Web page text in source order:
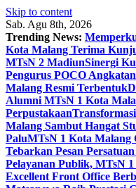
Skip to content
Sab. Agu 8th, 2026
Trending News:
Kota Malang Terima
MTsN 2 MadiunSinergi
Pengurus POCO
Malang Resmi Terbentuk
Alumni MTsN 1 Kota
Perpustakaan
Malang Sambut Hangat
PaluMTsN 1 Kota Malang
Tebarkan Pesan
Pelayanan Publik, MTsN
Excellent Front Office